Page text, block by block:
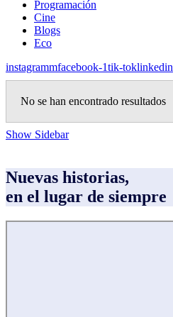
Programación
Cine
Blogs
Eco
instagrammfacebook-1tik-toklinkedin
No se han encontrado resultados
Show Sidebar
Nuevas historias,
en el lugar de siempre